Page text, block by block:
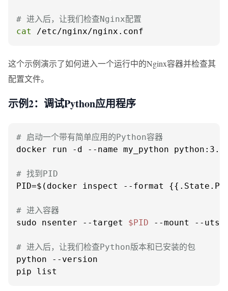
# 进入后，让我们检查Nginx配置
cat
/etc/nginx/nginx.conf
这个示例演示了如何进入一个运行中的Nginx容器并检查其
配置文件。
示例2：调试Python应用程序
# 启动一个带有简单应用的Python容器
docker run -d --name my_python
# 找到PID
PID=$(docker inspect --format
# 进入容器
sudo nsenter --target $PID --mount --
# 进入后，让我们检查Python版本和已安装的包
python --version
pip list